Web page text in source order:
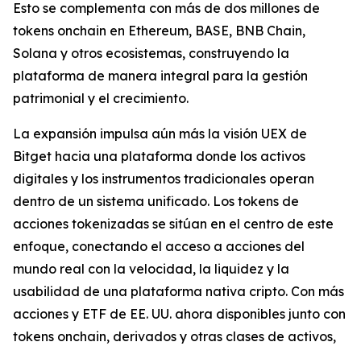
Esto se complementa con más de dos millones de
tokens onchain en Ethereum, BASE, BNB Chain,
Solana y otros ecosistemas, construyendo la
plataforma de manera integral para la gestión
patrimonial y el crecimiento.
La expansión impulsa aún más la visión UEX de
Bitget hacia una plataforma donde los activos
digitales y los instrumentos tradicionales operan
dentro de un sistema unificado. Los tokens de
acciones tokenizadas se sitúan en el centro de este
enfoque, conectando el acceso a acciones del
mundo real con la velocidad, la liquidez y la
usabilidad de una plataforma nativa cripto. Con más
acciones y ETF de EE. UU. ahora disponibles junto con
tokens onchain, derivados y otras clases de activos,